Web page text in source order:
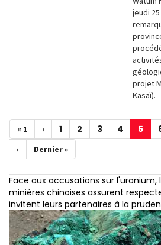
jeudi
projet
Kasaï).
Pagination
Première
page
« 1
Page
précédente
‹ Page
1 Page
2 Page
3 Page
4
Page
5
Page
suivante
›
Dernière
page
Dernier »
Face aux accusations sur l'uranium,
minières chinoises assurent
invitent leurs partenaires à la